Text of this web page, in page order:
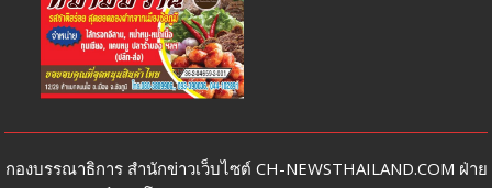
กองบรรณาธิการ สำนักข่าวเว็บไซต์ CH-NEWSTHAILAND.COM ฝ่าย